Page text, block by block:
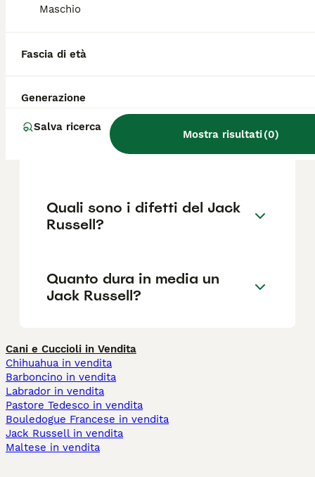
Maschio
Fascia di età
Generazione
Salva ricerca
Mostra risultati(0)
dell'allevatore e la posizione.
Quanto è impegnativo un
Jack Russell?
Quali sono i difetti del Jack
Russell?
Quanto dura in media un
Jack Russell?
Cani e Cuccioli in Vendita
Chihuahua in vendita
Barboncino in vendita
Labrador in vendita
Pastore Tedesco in vendita
Bouledogue Francese in vendita
Jack Russell in vendita
Maltese in vendita